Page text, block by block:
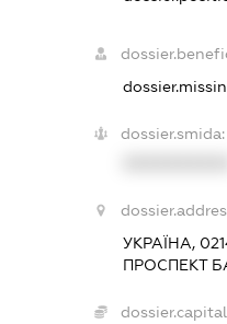
dossier.smida:
УКРАЇНА,
ПРОСПЕКТ